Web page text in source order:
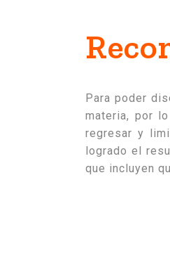
Para poder
materia, por
regresar y
logrado el
que incluyen